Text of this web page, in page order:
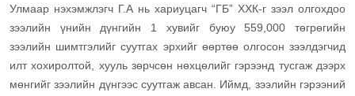
Улмаар нэхэмжлэгч Г.А нь хариуцагч “ГБ” ХХК-г зээл олгохдоо
зээлийн үнийн дүнгийн 1 хувийг буюу 559,000 төгрөгийн
зээлийн шимтгэлийг суутгах эрхийг өөртөө олгосон зээлдэгчид
илт хохиролтой, хууль зөрчсөн нөхцөлийг гэрээнд тусгаж дээрх
мөнгийг зээлийн дүнгээс суутгаж авсан. Иймд, зээлийн гэрээний